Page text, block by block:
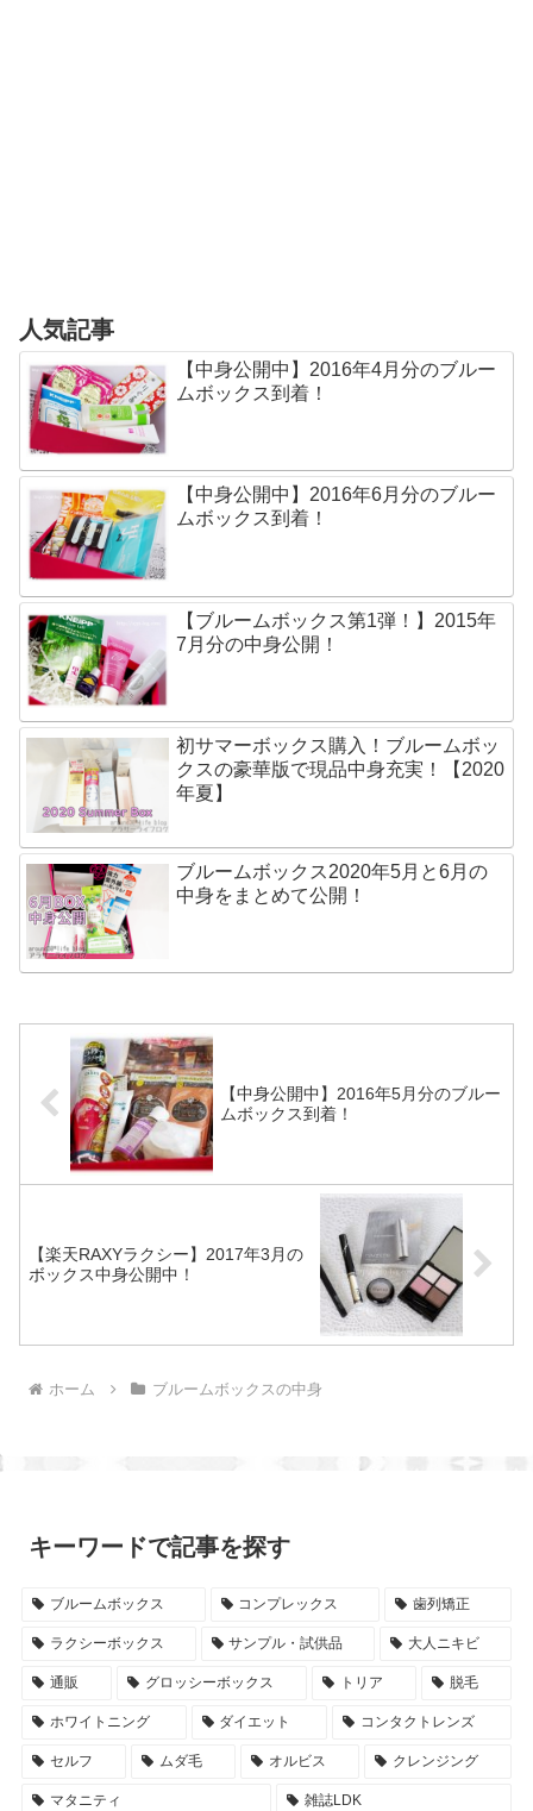
人気記事
【中身公開中】2016年4月分のブルー
ムボックス到着！
【中身公開中】2016年6月分のブルー
ムボックス到着！
【ブルームボックス第1弾！】2015年
7月分の中身公開！
初サマーボックス購入！ブルームボッ
クスの豪華版で現品中身充実！【2020
年夏】
ブルームボックス2020年5月と6月の
中身をまとめて公開！
【中身公開中】2016年5月分のブルー
ムボックス到着！
【楽天RAXYラクシー】2017年3月の
ボックス中身公開中！
ホーム ブルームボックスの中身
キーワードで記事を探す
ブルームボックス コンプレックス 歯列矯正
ラクシーボックス サンプル・試供品 大人ニキビ
通販 グロッシーボックス トリア 脱毛
ホワイトニング ダイエット コンタクトレンズ
セルフ ムダ毛 オルビス クレンジング
マタニティ 雑誌LDK